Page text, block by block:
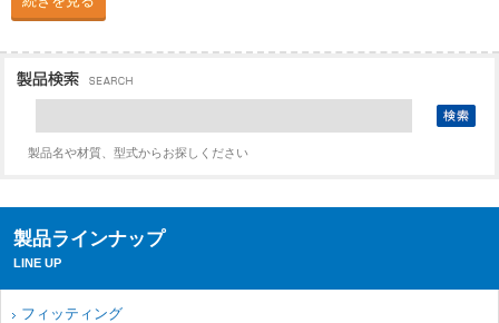
製品名や材質、型式からお探しください
製品ラインナップ
LINE UP
フィッティング